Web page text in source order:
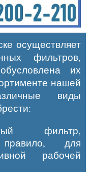
осуществляет
фильтров,
их
нашей
виды
фильтр,
для
рабочей